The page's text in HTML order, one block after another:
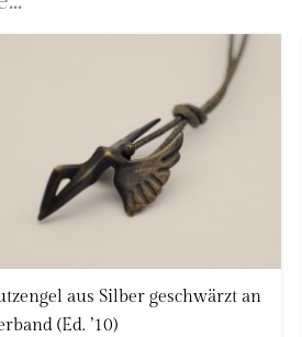
aus Silber geschwärzt an
(Ed. ’10)